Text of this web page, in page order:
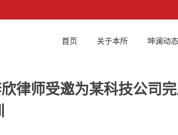
首页 关于本所 坤澜动态
律师受邀为某科技公司